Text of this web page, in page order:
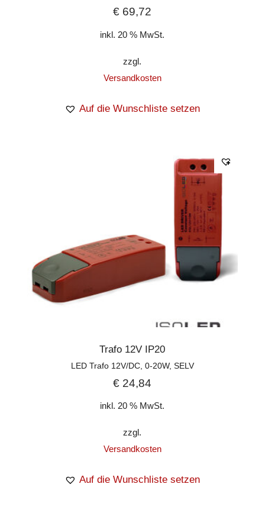
€ 69,72
inkl. 20 % MwSt.
zzgl.
Versandkosten
Auf die Wunschliste setzen
Trafo 12V IP20
LED Trafo 12V/DC, 0-20W, SELV
€ 24,84
inkl. 20 % MwSt.
zzgl.
Versandkosten
Auf die Wunschliste setzen